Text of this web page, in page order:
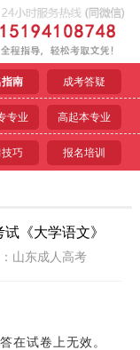
南 成考答疑
专业 高起本专业
巧 报名培训
《大学语文》
山东成人高考
试卷上无效。